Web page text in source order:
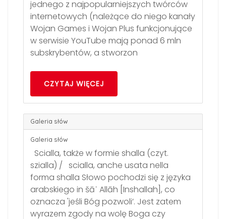
jednego z najpopularniejszych twórców
internetowych (należące do niego kanały
Wojan Games i Wojan Plus funkcjonujące
w serwisie YouTube mają ponad 6 mln
subskrybentów, a stworzon
CZYTAJ WIĘCEJ
Galeria słów
Galeria słów
Scialla, także w formie shalla (czyt.
szialla) / scialla, anche usata nella
forma shalla Słowo pochodzi się z języka
arabskiego in šāʾ Allāh [Inshallah], co
oznacza 'jeśli Bóg pozwoli’. Jest zatem
wyrazem zgody na wolę Boga czy